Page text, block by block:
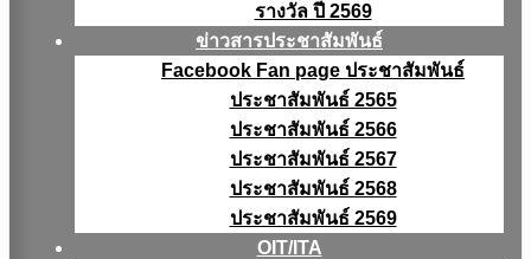
รางวัล ปี 2569
ข่าวสารประชาสัมพันธ์
Facebook Fan page ประชาสัมพันธ์
ประชาสัมพันธ์ 2565
ประชาสัมพันธ์ 2566
ประชาสัมพันธ์ 2567
ประชาสัมพันธ์ 2568
ประชาสัมพันธ์ 2569
OIT/ITA